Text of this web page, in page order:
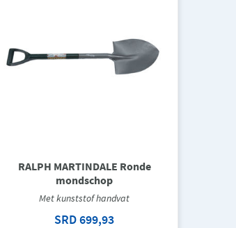
RALPH MARTINDALE Ronde
mondschop
Met kunststof handvat
SRD 699,93